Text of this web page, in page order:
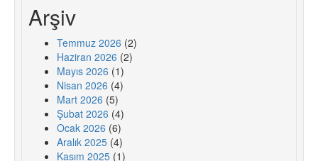
Arşiv
Temmuz 2026 (2)
Haziran 2026 (2)
Mayıs 2026 (1)
Nisan 2026 (4)
Mart 2026 (5)
Şubat 2026 (4)
Ocak 2026 (6)
Aralık 2025 (4)
Kasım 2025 (1)